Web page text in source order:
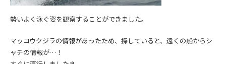
勢いよく泳ぐ姿を観察することができました。
マッコウクジラの情報があったため、探していると、遠くの船からシ
ャチの情報が…！